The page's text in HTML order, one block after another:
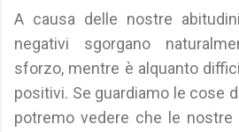
A causa delle nostre
negativi sgorgano
sforzo, mentre è alquanto
positivi. Se guardiamo le cose
potremo vedere che le